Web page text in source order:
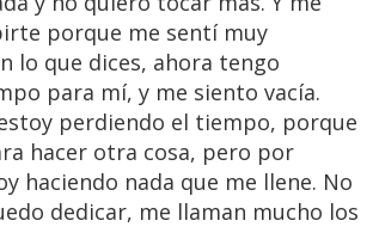
porque me sentí muy
lo que dices, ahora tengo
para mí, y me siento vacía.
perdiendo el tiempo, porque
hacer otra cosa, pero por
haciendo nada que me llene. No
dedicar, me llaman mucho los